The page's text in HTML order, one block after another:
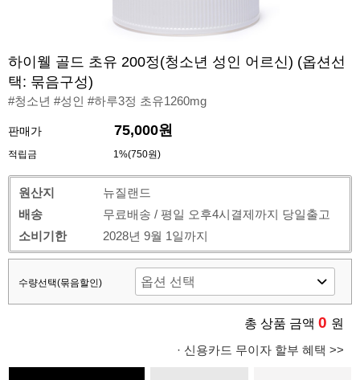
하이웰 골드 초유 200정(청소년 성인 어르신) (옵션선
택: 묶음구성)
#청소년 #성인 #하루3정 초유1260mg
판매가 75,000원
적립금 1%(750원)
원산지
뉴질랜드
배송
무료배송 / 평일 오후4시결제까지 당일출고
소비기한
2028년 9월 1일까지
수량선택(묶음할인)
총 상품 금액 0 원
· 신용카드 무이자 할부 혜택 >>